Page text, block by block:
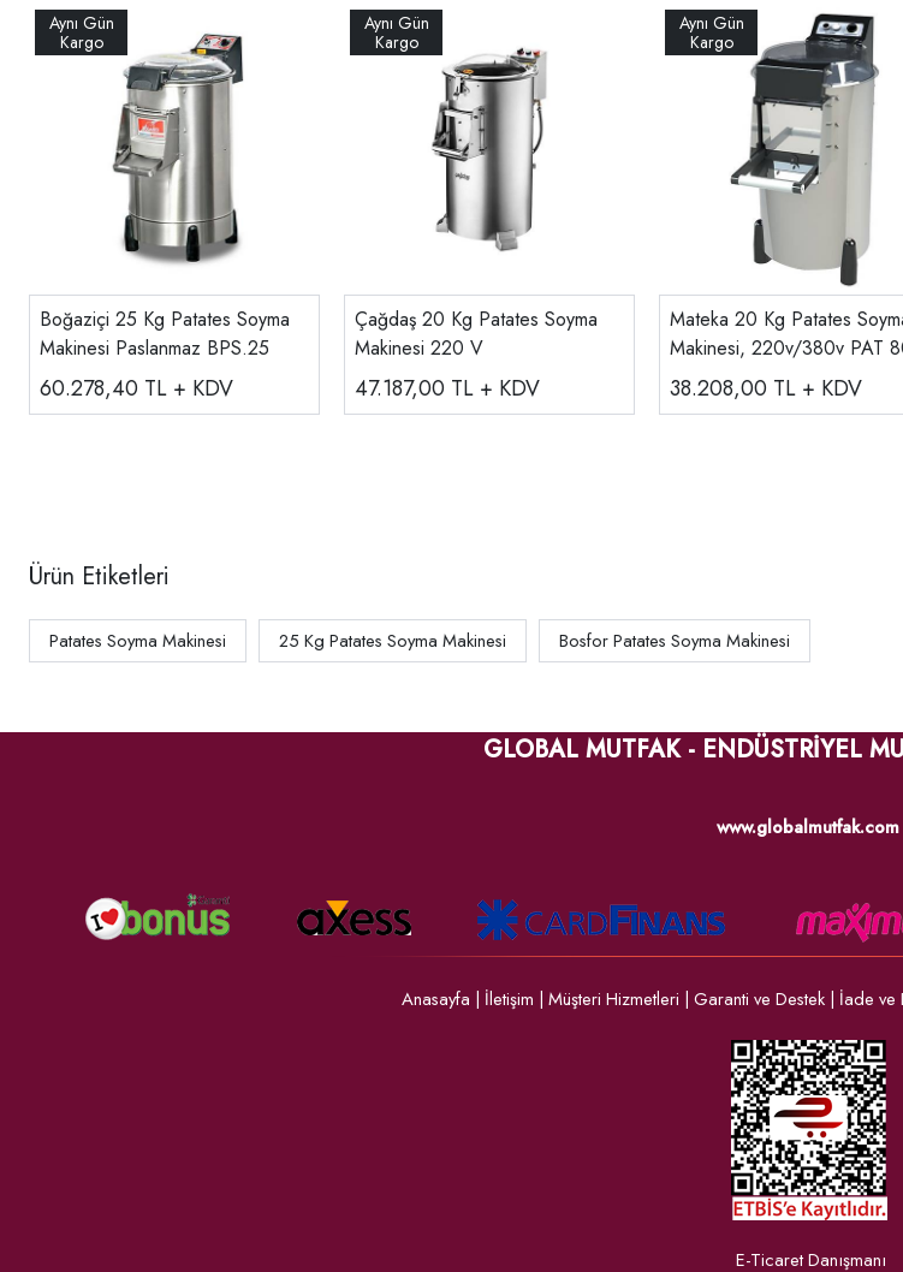
Boğaziçi 25 Kg Patates Soyma
Makinesi Paslanmaz BPS.25
60.278,40 TL + KDV
Çağdaş 20 Kg Patates Soyma
Makinesi 220 V
47.187,00 TL + KDV
Mateka 20 Kg Patates
Makinesi, 220v/380v PAT
38.208,00 TL + KDV
Ürün Etiketleri
Patates Soyma Makinesi 25 Kg Patates Soyma Makinesi Bosfor Patates Soyma Makinesi
GLOBAL MUTFAK - ENDÜSTRİYEL
www.globalmutfak.com
Anasayfa | İletişim | Müşteri Hizmetleri | Garanti ve Destek | İade ve
E-Ticaret Danışmanı